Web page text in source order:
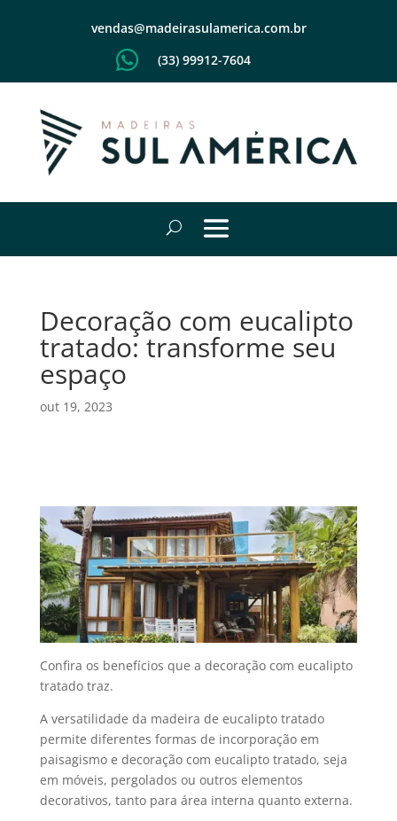
vendas@madeirasulamerica.com.br
 (33) 99912-7604
Decoração com eucalipto
tratado: transforme seu
espaço
out 19, 2023
Confira os benefícios que a decoração com eucalipto
tratado traz.
A versatilidade da madeira de eucalipto tratado
permite diferentes formas de incorporação em
paisagismo e decoração com eucalipto tratado, seja
em móveis, pergolados ou outros elementos
decorativos, tanto para área interna quanto externa.